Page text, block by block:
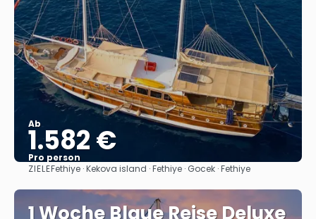
Ab
1.582 €
Pro person
Sehen
ZIELEFethiye · Kekova island · Fethiye · Gocek · Fethiye
1 Woche Blaue Reise Deluxe